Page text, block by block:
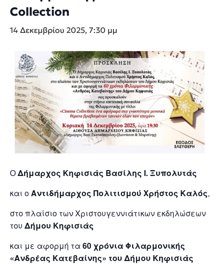
Collection
14 Δεκεμβρίου 2025, 7:30 μμ
ΟΔήμαρχος Κηφισιάς Βασίλης Ι. Ξυπολυτάς
και οΑντιδήμαρχος Πολιτισμού Χρήστος Καλός,
στο πλαίσιο των Χριστουγεννιάτικων εκδηλώσεων
του Δήμου Κηφισιάς
και με αφορμή τα 60 χρόνια Φιλαρμονικής
«Ανδρέας Κατεβαίνης» του Δήμου Κηφισιάς